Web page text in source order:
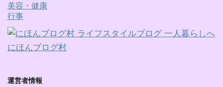
美容・健康
行事
にほんブログ村
運営者情報